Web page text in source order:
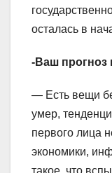
осталась в
-Ваш прогноз
— Есть вещи
умер,
первого лица
экономики,
такое, что